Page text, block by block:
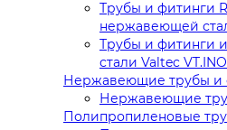
Трубы и фитинги
нержавеющей
Трубы и фитинги
стали Valtec
Нержавеющие трубы и
Нержавеющие
Полипропиленовые